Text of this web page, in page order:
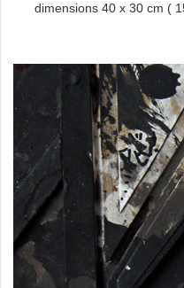
dimensions 40 x 30 cm (